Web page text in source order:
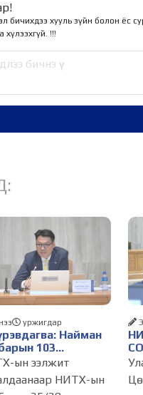
бичихдээ хууль зүйн болон ёс
хүлээхгүй. !!!
Найман
103
цуцалснаар
эрхлэхэд
уржигдар
ын ээлжит
НИТХ-ын